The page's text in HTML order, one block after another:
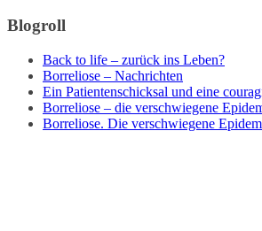
Blogroll
Back to life – zurück ins Leben?
Borreliose – Nachrichten
Ein Patientenschicksal und eine
Borreliose – die verschwiegene
Borreliose. Die verschwiegene